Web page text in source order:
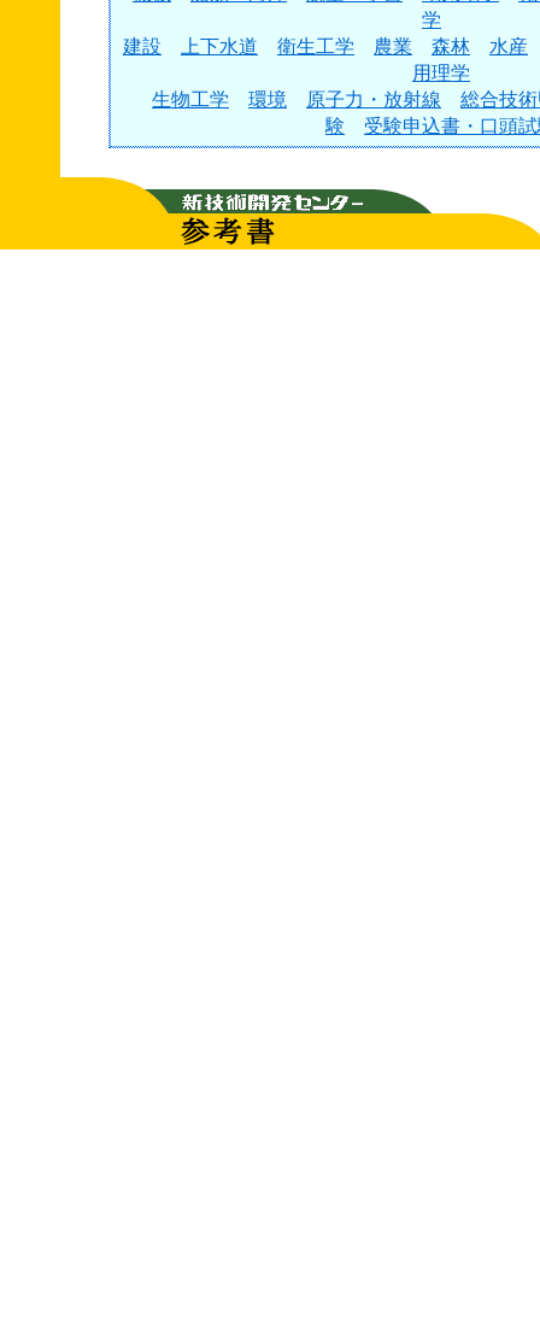
学
建設
上下水道 衛生工学 農業 森林
水産
用理学
生物工学
環境 原子力・放射線
総合技
験
受験申込書・口頭